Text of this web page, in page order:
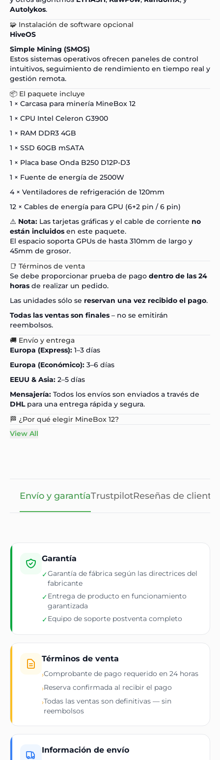
Autolykos.
🧩 Instalación de software opcional
HiveOS
Simple Mining (SMOS)
Estos sistemas operativos ofrecen paneles de control
intuitivos, seguimiento de rendimiento en tiempo real y
gestión remota.
📦 El paquete incluye
1 × Carcasa para minería MineBox 12
1 × CPU Intel Celeron G3900
1 × RAM DDR3 4GB
1 × SSD 60GB mSATA
1 × Placa base Onda B250 D12P-D3
1 × Fuente de energía de 2500W
4 × Ventiladores de refrigeración de 120mm
12 × Cables de energía para GPU (6+2 pin / 6 pin)
⚠️ Nota: Las tarjetas gráficas y el cable de corriente no
están incluidos en este paquete.
El espacio soporta GPUs de hasta 310mm de largo y
45mm de grosor.
📑 Términos de venta
Se debe proporcionar prueba de pago dentro de las 24
horas de realizar un pedido.
Las unidades sólo se reservan una vez recibido el pago.
Todas las ventas son finales – no se emitirán
reembolsos.
🚚 Envío y entrega
Europa (Express): 1–3 días
Europa (Económico): 3–6 días
EEUU & Asia: 2–5 días
Mensajería: Todos los envíos son enviados a través de
DHLpara una entrega rápida y segura.
🏁 ¿Por qué elegir MineBox 12?
View All
Envío y garantíaTrustpilotReseñas de
Garantía
✓Garantía de fábrica según las directrices del
fabricante
✓Entrega de producto en funcionamiento
garantizada
✓Equipo de soporte postventa completo
Términos de venta
›Comprobante de pago requerido en 24 horas
›Reserva confirmada al recibir el pago
›Todas las ventas son definitivas — sin
reembolsos
Información de envío